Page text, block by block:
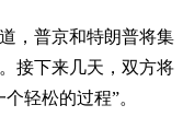
，普京和特朗普将集
接下来几天，双方将
轻松的过程”。